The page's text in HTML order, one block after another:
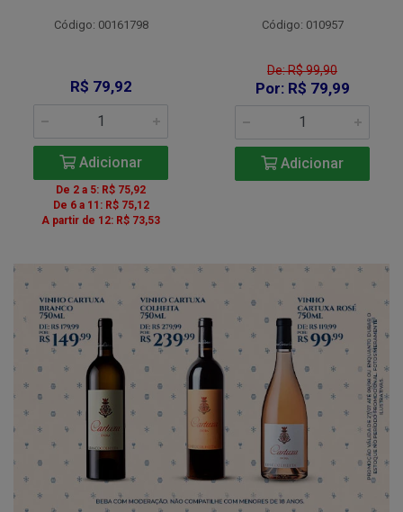
Código: 00161798
R$ 79,92
Adicionar
De 2 a 5: R$ 75,92
De 6 a 11: R$ 75,12
A partir de 12: R$ 73,53
Código: 010957
De: R$ 99,90
Por: R$ 79,99
Adicionar